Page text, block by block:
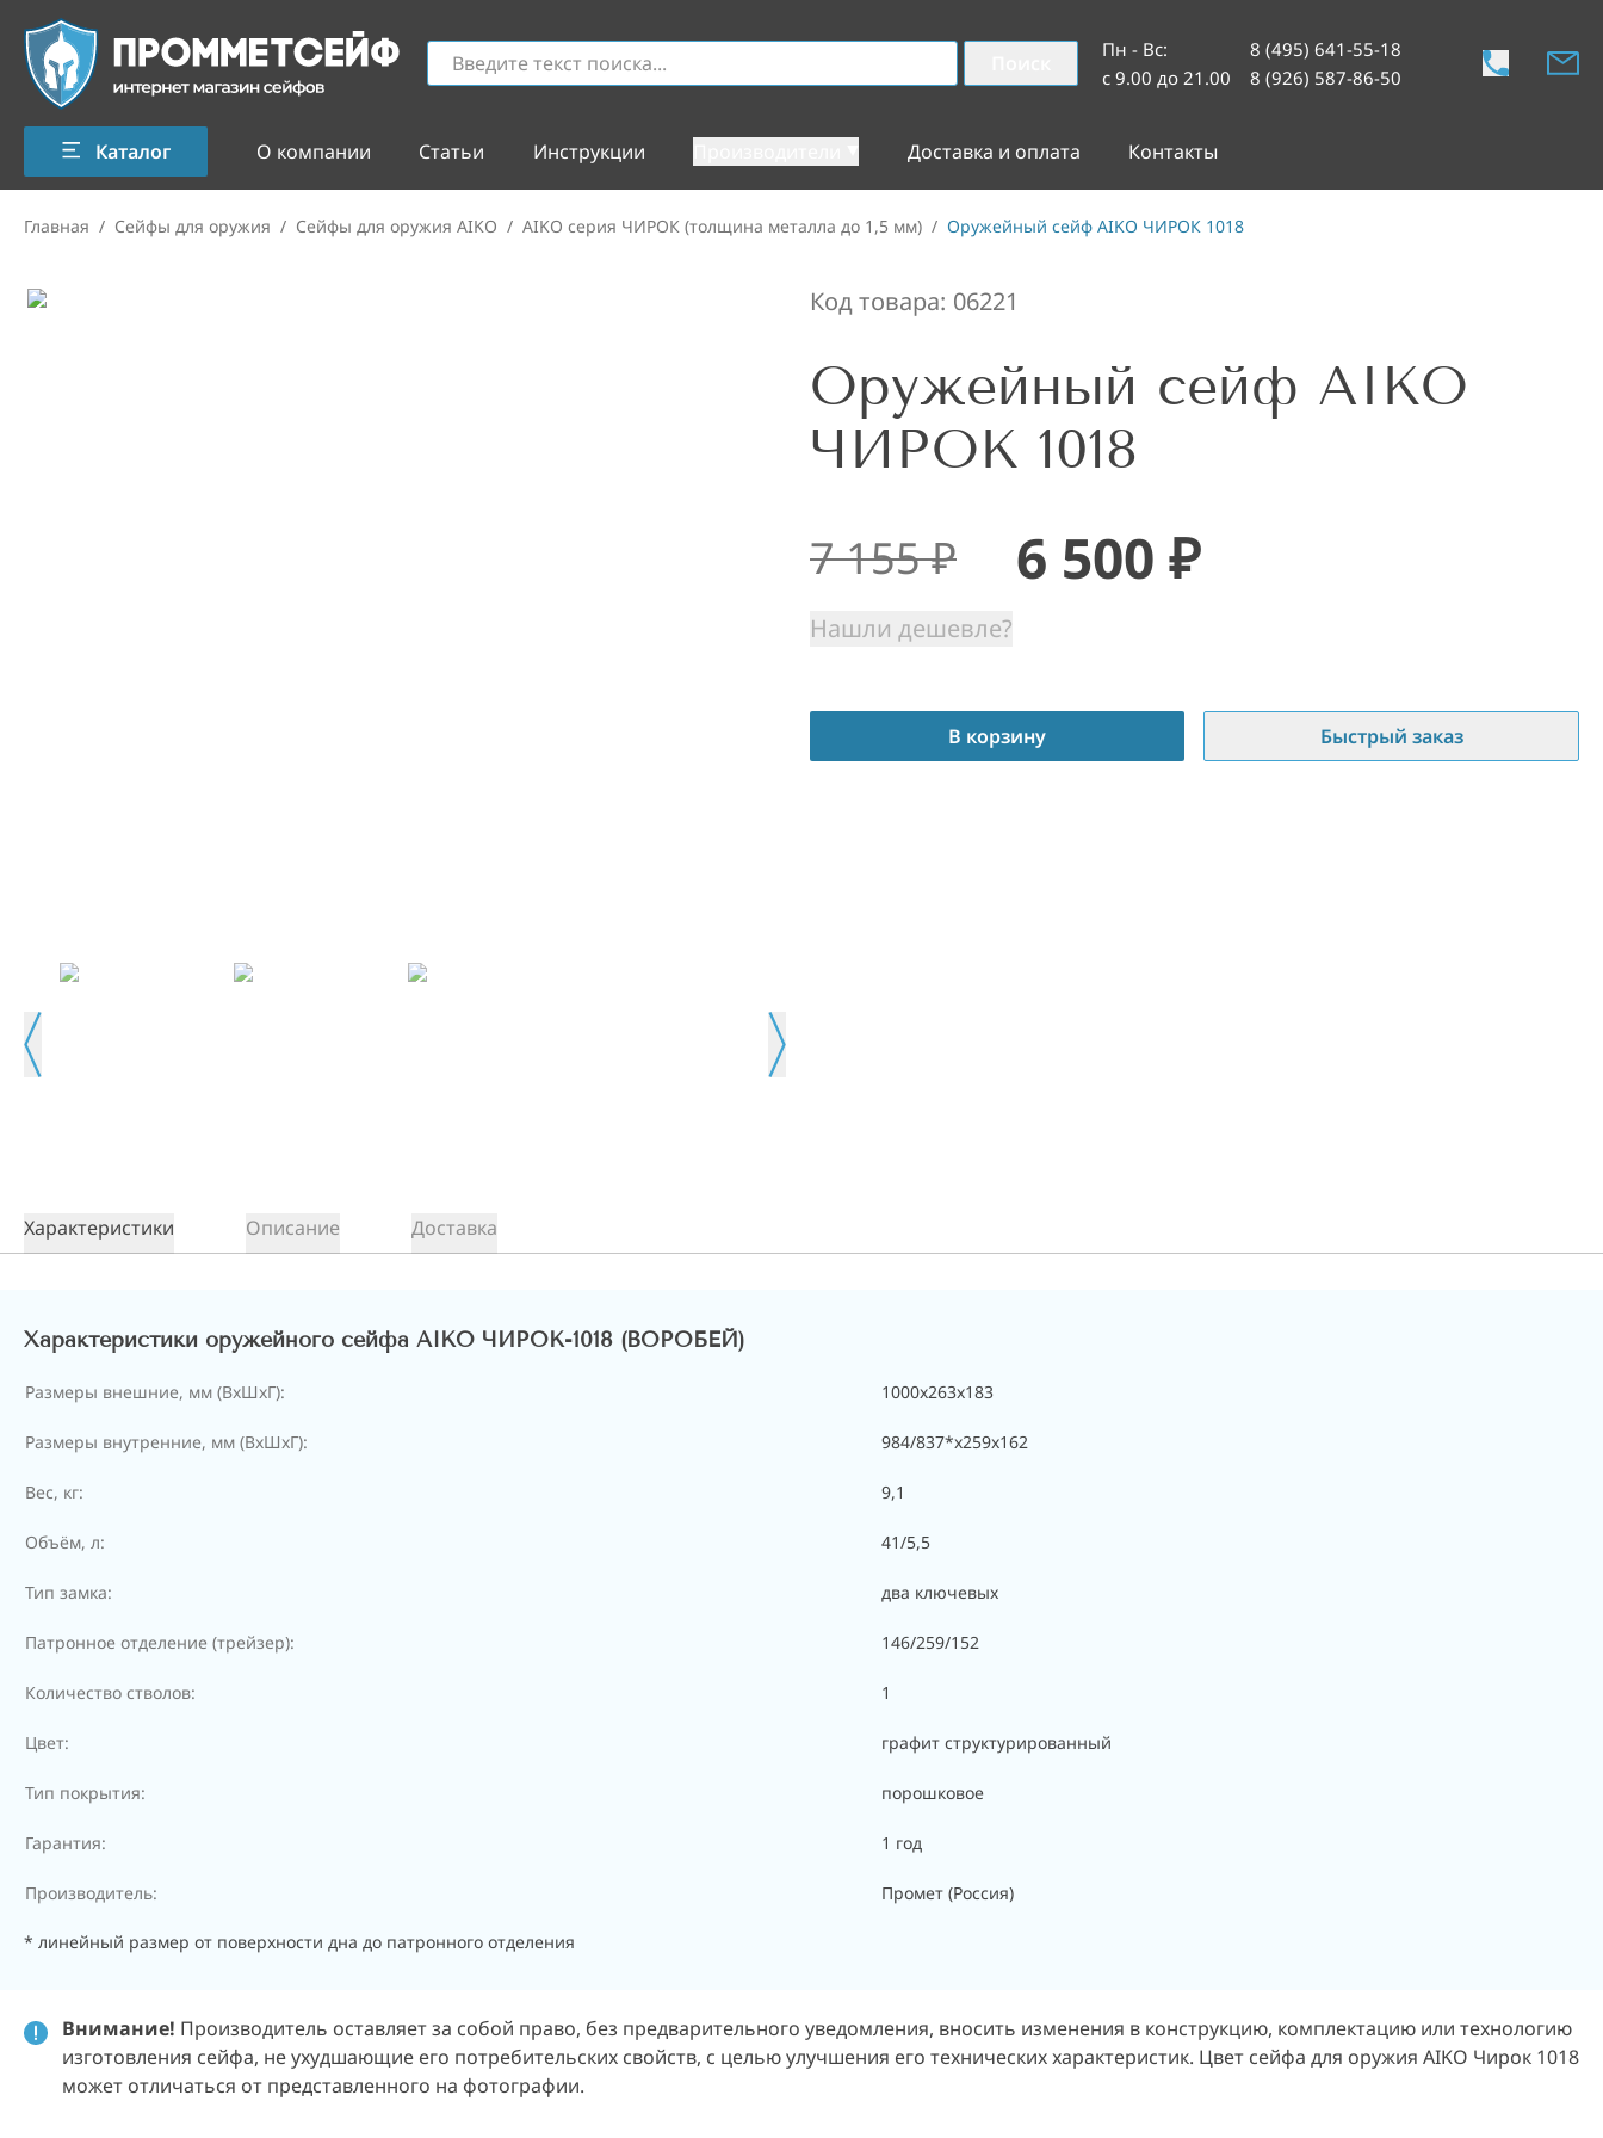
Пн - Вс:
с 9.00 до 21.00
8 (495) 641-55-18
8 (926) 587-86-50
Каталог О компании Статьи Инструкции Доставка и оплата Контакты
Главная / Сейфы для оружия / Сейфы для оружия AIKO / AIKO серия ЧИРОК (толщина металла до 1,5 мм) / Оружейный сейф AIKO ЧИРОК 1018
Код товара: 06221
Оружейный сейф AIKO
ЧИРОК 1018
7 155₽ 6 500 ₽
Нашли дешевле?
В корзину Быстрый заказ
Характеристики Описание Доставка
Характеристики оружейного сейфа AIKO ЧИРОК-1018 (ВОРОБЕЙ)
Размеры внешние, мм (ВхШхГ): 1000x263x183
Размеры внутренние, мм (ВхШхГ): 984/837*x259x162
Вес, кг: 9,1
Объём, л: 41/5,5
Тип замка: два ключевых
Патронное отделение (трейзер): 146/259/152
Количество стволов: 1
Цвет: графит структурированный
Тип покрытия: порошковое
Гарантия: 1 год
Производитель: Промет (Россия)
* линейный размер от поверхности дна до патронного отделения
Внимание! Производитель оставляет за собой право, без предварительного уведомления, вносить изменения в конструкцию, комплектацию или технологию
изготовления сейфа, не ухудшающие его потребительских свойств, с целью улучшения его технических характеристик. Цвет сейфа для оружия AIKO Чирок 1018
может отличаться от представленного на фотографии.